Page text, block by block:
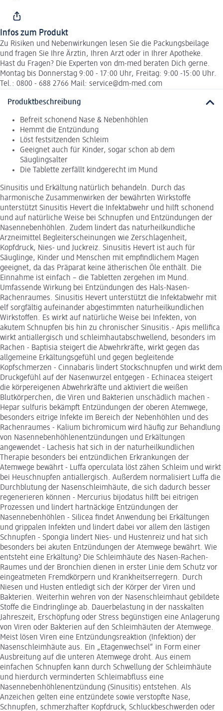
Infos zum Produkt
Zu Risiken und Nebenwirkungen lesen Sie die Packungsbeilage
und fragen Sie Ihre Ärztin, Ihren Arzt oder in Ihrer Apotheke.
Hast du Fragen? Die Experten von dm-med beraten Dich gerne.
Montag bis Donnerstag 9:00 - 17:00 Uhr, Freitag: 9:00 -15:00 Uhr.
Tel.: 0800 - 688 2766 Mail: service@dm-med.com
Produktbeschreibung
Befreit schonend Nase & Nebenhöhlen
Hemmt die Entzündung
Löst festsitzenden Schleim
Geeignet auch für Kinder, sogar schon ab dem
Säuglingsalter
Die Tablette zerfällt kindgerecht im Mund
Sinusitis und Erkältung natürlich behandeln. Durch das
harmonische Zusammenwirken der bewährten Wirkstoffe
unterstützt Sinusitis Hevert die Infektabwehr und hilft schonend
und auf natürliche Weise bei Schnupfen und Entzündungen der
Nasennebenhöhlen. Zudem lindert das naturheilkundliche
Arzneimittel Begleiterscheinungen wie Zerschlagenheit,
Kopfdruck, Nies- und Juckreiz. Sinusitis Hevert ist auch für
Säuglinge, Kinder und Menschen mit empfindlichem Magen
geeignet, da das Präparat keine ätherischen Öle enthält. Die
Einnahme ist einfach – die Tabletten zergehen im Mund.
Umfassende Wirkung bei Entzündungen des Hals-Nasen-
Rachenraumes. Sinusitis Hevert unterstützt die Infektabwehr mit
elf sorgfältig aufeinander abgestimmten naturheilkundlichen
Wirkstoffen. Es wirkt auf natürliche Weise bei Infekten, von
akutem Schnupfen bis hin zu chronischer Sinusitis.- Apis mellifica
wirkt antiallergisch und schleimhautabschwellend, besonders im
Rachen - Baptisia steigert die Abwehrkräfte, wirkt gegen das
allgemeine Erkältungsgefühl und gegen begleitende
Kopfschmerzen - Cinnabaris lindert Stockschnupfen und wirkt dem
Druckgefühl auf der Nasenwurzel entgegen - Echinacea steigert
die körpereigenen Abwehrkräfte und aktiviert die weißen
Blutkörperchen, die Viren und Bakterien unschädlich machen -
Hepar sulfuris bekämpft Entzündungen der oberen Atemwege,
besonders eitrige Infekte im Bereich der Nebenhöhlen und des
Rachenraumes - Kalium bichromicum wird häufig zur Behandlung
von Nasennebenhöhlenentzündungen und Erkältungen
angewendet - Lachesis hat sich in der naturheilkundlichen
Therapie besonders bei entzündlichen Erkrankungen der
Atemwege bewährt - Luffa operculata löst zähen Schleim und wirkt
bei Heuschnupfen antiallergisch. Außerdem normalisiert Luffa die
Durchblutung der Nasenschleimhäute, die sich dadurch besser
regenerieren können - Mercurius bijodatus hilft bei eitrigen
Prozessen und lindert hartnäckige Entzündungen der
Nasennebenhöhlen - Silicea findet Anwendung bei Erkältungen
und grippalen Infekten und lindert dabei vor allem den lästigen
Schnupfen - Spongia lindert Nies- und Hustenreiz und hat sich
besonders bei akuten Entzündungen der Atemwege bewährt. Wie
entsteht eine Erkältung? Die Schleimhäute des Nasen-Rachen-
Raumes und der Bronchien dienen in erster Linie dem Schutz vor
eingeatmeten Fremdkörpern und Krankheitserregern. Durch
Niesen und Husten entledigt sich der Körper der Viren und
Bakterien. Weiterhin wehren von der Nasenschleimhaut gebildete
Stoffe die Eindringlinge ab. Dauerbelastung in der nasskalten
Jahreszeit, Erschöpfung oder Stress begünstigen eine Anlagerung
von Viren oder Bakterien auf den Schleimhäuten der Atemwege.
Meist lösen Viren eine Entzündungsreaktion (Infektion) der
Nasenschleimhäute aus. Ein „Etagenwechsel“ in Form einer
Ausbreitung auf die unteren Atemwege droht. Aus einem
einfachen Schnupfen kann durch Schwellung der Schleimhäute
und hierdurch verminderten Schleimabfluss eine
Nasennebenhöhlenentzündung (Sinusitis) entstehen. Als
Anzeichen gelten eine entzündete sowie verstopfte Nase,
Schnupfen, schmerzhafter Kopfdruck, Schluckbeschwerden oder